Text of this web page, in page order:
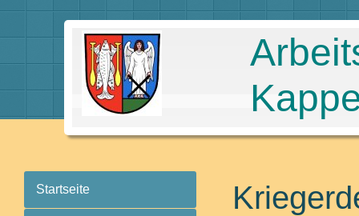
Startseite